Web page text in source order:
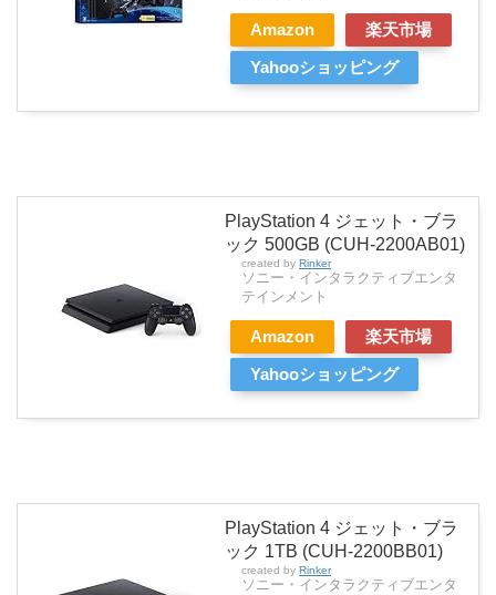
Amazon
楽天市場
Yahooショッピング
PlayStation 4 ジェット・ブラ
ック 500GB (CUH-2200AB01)
created by Rinker
ソニー・インタラクティブエンタ
テインメント
Amazon
楽天市場
Yahooショッピング
PlayStation 4 ジェット・ブラ
ック 1TB (CUH-2200BB01)
created by Rinker
ソニー・インタラクティブエンタ